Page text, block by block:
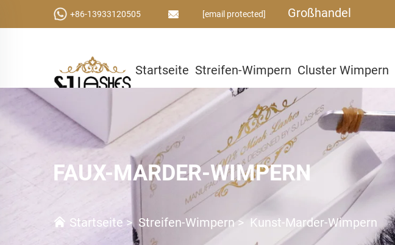
+86-13933120505 [email protected] Großhandel
Startseite Streifen-Wimpern Cluster Wimpern
Kleber & Werkzeuge
Benutzerdefiniert
FAUX-MARDER-WIMPERN
Startseite > Streifen-Wimpern > Kunst-Marder-Wimpern